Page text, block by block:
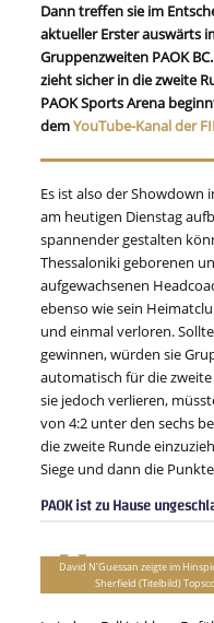
Dann treffen sie im
aktueller Erster auswärts
Gruppenzweiten PAOK
zieht sicher in die zweite
PAOK Sports Arena
demYouTube-Kanal der
Es ist also der Showdown
am heutigen Dienstag
spannender gestalten
Thessaloniki geborenen
aufgewachsenen
ebenso wie sein
und einmal verloren.
gewinnen, würden sie
automatisch für die
sie jedoch verlieren,
von 4:2 unter den sechs
die zweite Runde
Siege und dann die
PAOK ist zu Hause
David N’Guessan zeigte im
Sherfield (Titelbild)